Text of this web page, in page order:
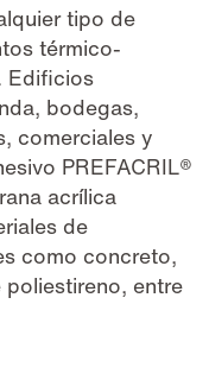
tipo de
térmico-
Edificios
bodegas,
comerciales y
PREFACRIL®
acrílica
de
como concreto,
entre